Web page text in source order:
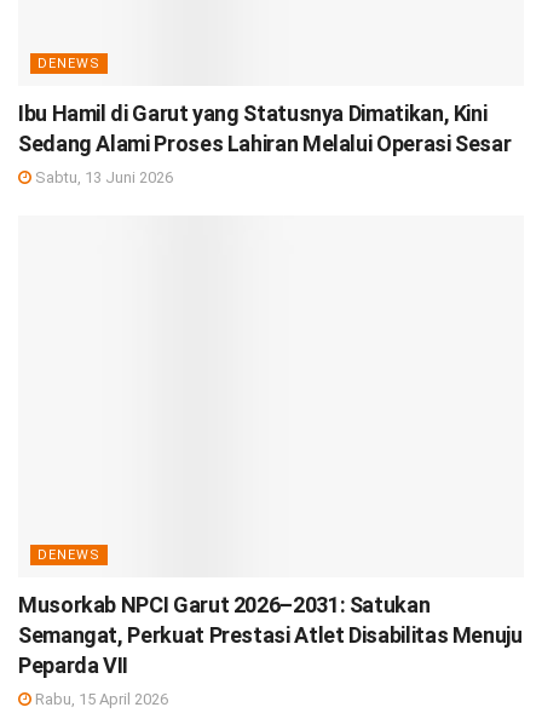
DENEWS
Ibu Hamil di Garut yang Statusnya Dimatikan, Kini
Sedang Alami Proses Lahiran Melalui Operasi Sesar
Sabtu, 13 Juni 2026
DENEWS
Musorkab NPCI Garut 2026–2031: Satukan
Semangat, Perkuat Prestasi Atlet Disabilitas Menuju
Peparda VII
Rabu, 15 April 2026